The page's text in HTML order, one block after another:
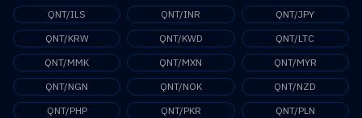
QNT/ILS
QNT/INR
QNT/JPY
QNT/KRW
QNT/KWD
QNT/LTC
QNT/MMK
QNT/MXN
QNT/MYR
QNT/NGN
QNT/NOK
QNT/NZD
QNT/PHP
QNT/PKR
QNT/PLN